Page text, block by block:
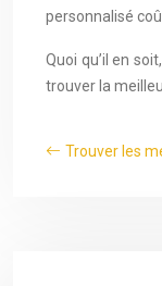
personnalisé
Quoi qu’il en
trouver la
Trouver les